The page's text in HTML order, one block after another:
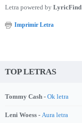
Letra powered by LyricFind
Imprimir Letra
TOP LETRAS
Tommy Cash - Ok letra
Leni Woess - Aura letra